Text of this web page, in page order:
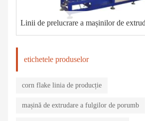
etichetele produselor
corn flake linia de producție
mașină de extrudare a fulgilor de porumb